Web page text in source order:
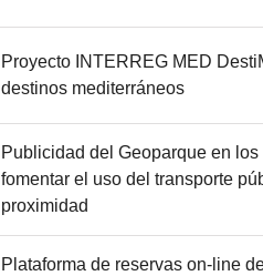
Proyecto INTERREG MED
destinos mediterráneos
Publicidad del Geoparque en
fomentar el uso del transporte
proximidad
Plataforma de reservas on-line